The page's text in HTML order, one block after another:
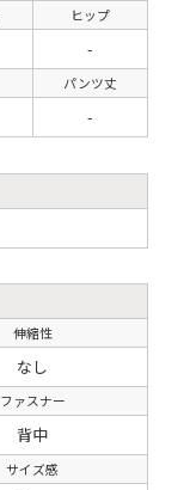
ヒップ
-
パンツ丈
-
伸縮性
なし
ファスナー
背中
サイズ感